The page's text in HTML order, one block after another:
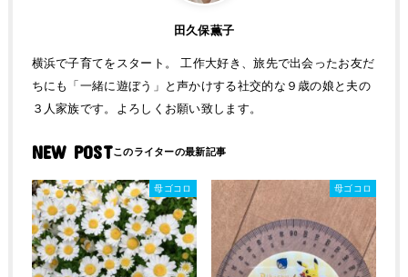
田久保薫子
横浜で子育てをスタート。 工作大好き、旅先で出会ったお友だ
ちにも「一緒に遊ぼう」と声かけする社交的な９歳の娘と夫の
３人家族です。よろしくお願い致します。
NEW POST
母ゴコロ 母ゴコロ